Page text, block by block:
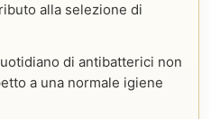
alla selezione di
di antibatterici non
a una normale igiene